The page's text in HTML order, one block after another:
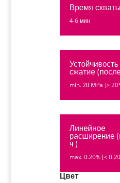
Время
4-6 мин
сжатие
min. 20 MPa [>
Линейное
расширение
ч )
max. 0.20% [<
Цвет